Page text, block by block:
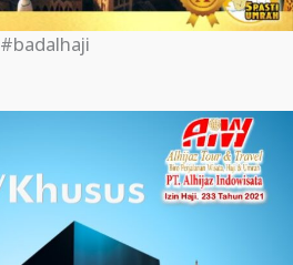
#badalhaji